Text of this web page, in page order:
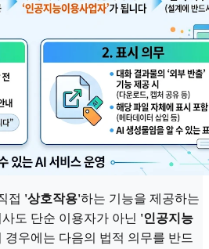
접 '상호작용'하는 기능을 제공하는
도 단순 이용자가 아닌 '인공지능
경우에는 다음의 법적 의무를 반드